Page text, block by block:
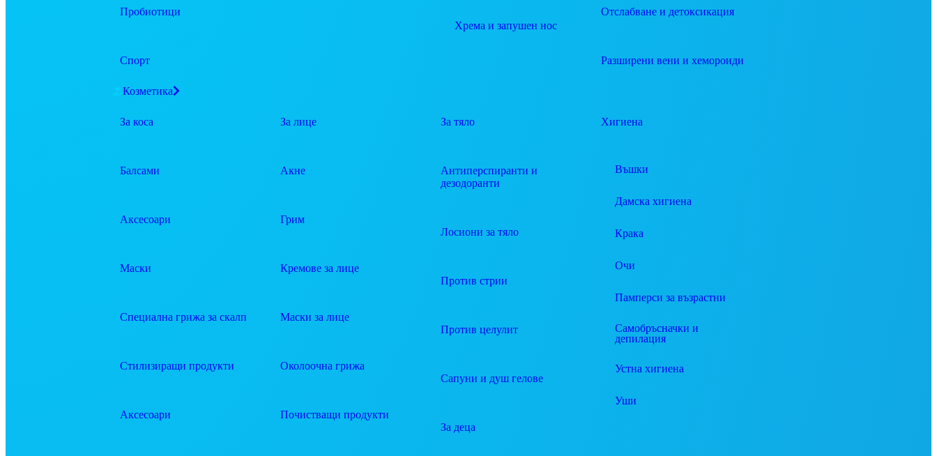
Пробиотици
Спорт
Хрема и запушен нос
Отслабване и детоксикация
Разширени вени и хемороиди
Козметика
За коса
Балсами
Аксесоари
Маски
Специална грижа за скалп
Стилизиращи продукти
Аксесоари
За лице
Акне
Грим
Кремове за лице
Маски за лице
Околоочна грижа
Почистващи продукти
За тяло
Антиперспиранти и
дезодоранти
Лосиони за тяло
Против стрии
Против целулит
Сапуни и душ гелове
За деца
Хигиена
Въшки
Дамска хигиена
Крака
Очи
Памперси за възрастни
Самобръсначки и
депилация
Устна хигиена
Уши